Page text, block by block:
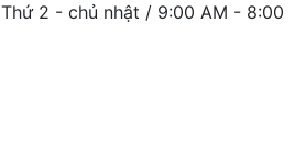
Thứ 2 - chủ nhật / 9:00 AM - 8:00